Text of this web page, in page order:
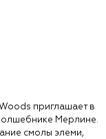
приглашает в
Мерлине.
смолы элеми,